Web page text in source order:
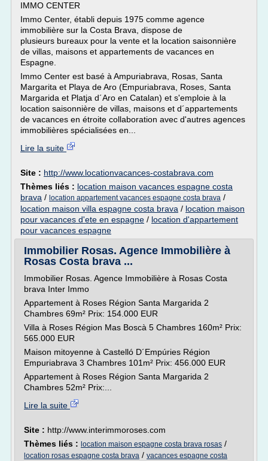
IMMO CENTER
Immo Center, établi depuis 1975 comme agence
immobilière sur la Costa Brava, dispose de
plusieurs bureaux pour la vente et la location saisonnière
de villas, maisons et appartements de vacances en
Espagne.
Immo Center est basé à Ampuriabrava, Rosas, Santa
Margarita et Playa de Aro (Empuriabrava, Roses, Santa
Margarida et Platja d´Aro en Catalan) et s'emploie à la
location saisonnière de villas, maisons et d´appartements
de vacances en étroite collaboration avec d'autres agences
immobilières spécialisées en...
Lire la suite
Site : http://www.locationvacances-costabrava.com
Thèmes liés : location maison vacances espagne costa
brava / location appartement vacances espagne costa brava /
location maison villa espagne costa brava / location maison
pour vacances d'ete en espagne / location d'appartement
pour vacances espagne
Immobilier Rosas. Agence Immobilière à
Rosas Costa brava ...
Immobilier Rosas. Agence Immobilière à Rosas Costa
brava Inter Immo
Appartement à Roses Région Santa Margarida 2
Chambres 69m² Prix: 154.000 EUR
Villa à Roses Région Mas Boscà 5 Chambres 160m² Prix:
565.000 EUR
Maison mitoyenne à Castelló D´Empúries Région
Empuriabrava 3 Chambres 101m² Prix: 456.000 EUR
Appartement à Roses Région Santa Margarida 2
Chambres 52m² Prix:...
Lire la suite
Site : http://www.interimmoroses.com
Thèmes liés : location maison espagne costa brava rosas /
location rosas espagne costa brava / vacances espagne costa